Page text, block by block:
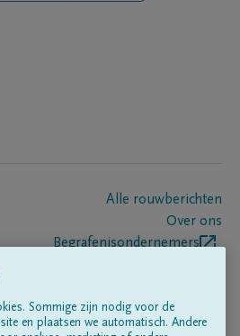
Alle rouwberichten
Over ons
Begrafenisondernemers
Sommige zijn nodig voor de
en plaatsen we automatisch. Andere